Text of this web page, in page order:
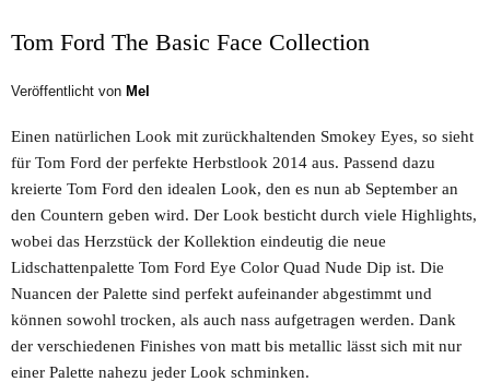
Tom Ford The Basic Face Collection
Veröffentlicht von Mel
Einen natürlichen Look mit zurückhaltenden Smokey Eyes, so sieht
für Tom Ford der perfekte Herbstlook 2014 aus. Passend dazu
kreierte Tom Ford den idealen Look, den es nun ab September an
den Countern geben wird. Der Look besticht durch viele Highlights,
wobei das Herzstück der Kollektion eindeutig die neue
Lidschattenpalette Tom Ford Eye Color Quad Nude Dip ist. Die
Nuancen der Palette sind perfekt aufeinander abgestimmt und
können sowohl trocken, als auch nass aufgetragen werden. Dank
der verschiedenen Finishes von matt bis metallic lässt sich mit nur
einer Palette nahezu jeder Look schminken.